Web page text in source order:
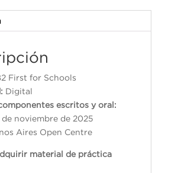
First for Schools
Digital
escritos y oral:
noviembre de 2025
Aires Open Centre
material de práctica